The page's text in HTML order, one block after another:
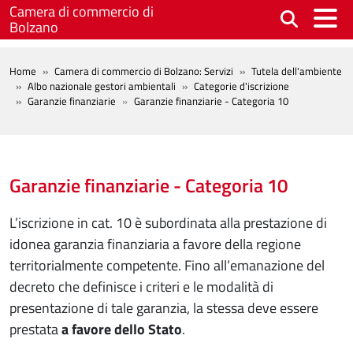
Salta al contenuto principale
Camera di commercio di
Bolzano
BREADCRUMB
Home Camera di commercio di Bolzano: Servizi
Tutela dell'ambiente
Albo nazionale gestori ambientali
Categorie d'iscrizione
Garanzie finanziarie
Garanzie finanziarie - Categoria 10
Garanzie finanziarie - Categoria 10
L’iscrizione in cat. 10 è subordinata alla prestazione di
idonea garanzia finanziaria a favore della regione
territorialmente competente. Fino all’emanazione del
decreto che definisce i criteri e le modalità di
presentazione di tale garanzia, la stessa deve essere
prestataa favore dello Stato.